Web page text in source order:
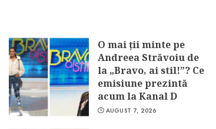
O mai ții minte pe
Andreea Străvoiu de
la „Bravo, ai stil!”? Ce
emisiune prezintă
acum la Kanal D
AUGUST 7, 2026